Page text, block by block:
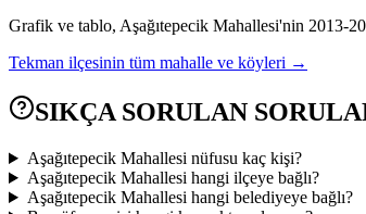
Grafik ve tablo, Aşağıtepecik Mahallesi'nin 2013-
Tekman ilçesinin tüm mahalle ve köyleri →
SIKÇA SORULAN
Aşağıtepecik Mahallesi nüfusu kaç kişi?
Aşağıtepecik Mahallesi hangi ilçeye bağlı?
Aşağıtepecik Mahallesi hangi belediyeye bağlı?